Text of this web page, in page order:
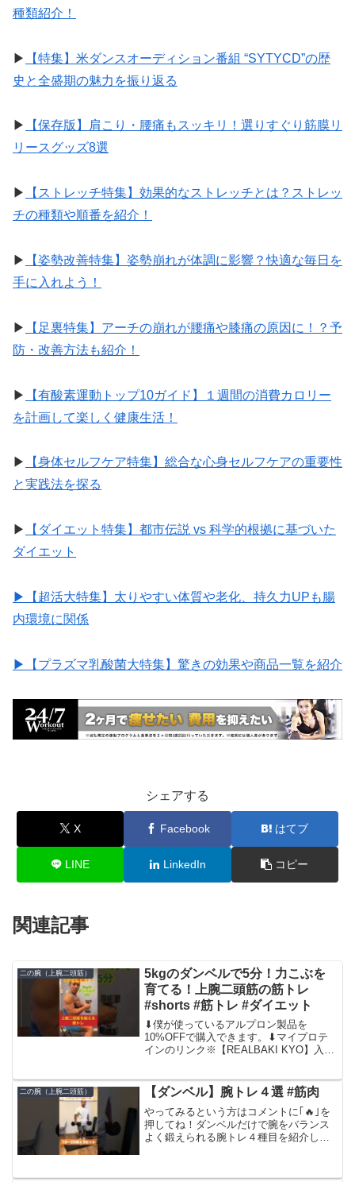
種類紹介！
▶︎
【特集】米ダンスオーディション番組 “SYTYCD”の歴
史と全盛期の魅力を振り返る
▶︎
【保存版】肩こり・腰痛もスッキリ！選りすぐり筋膜リ
リースグッズ8選
▶︎
【ストレッチ特集】効果的なストレッチとは？ストレッ
チの種類や順番を紹介！
▶︎
【姿勢改善特集】姿勢崩れが体調に影響？快適な毎日を
手に入れよう！
▶︎
【足裏特集】アーチの崩れが腰痛や膝痛の原因に！？予
防・改善方法も紹介！
▶︎
【有酸素運動トップ10ガイド】１週間の消費カロリー
を計画して楽しく健康生活！
▶︎
【身体セルフケア特集】総合な心身セルフケアの重要性
と実践法を探る
▶︎
【ダイエット特集】都市伝説 vs 科学的根拠に基づいた
ダイエット
▶︎【超活大特集】太りやすい体質や老化、持久力UPも腸
内環境に関係
▶︎【プラズマ乳酸菌大特集】驚きの効果や商品一覧を紹介
シェアする
X Facebook はてブ
LINE LinkedIn コピー
関連記事
二の腕（上腕二頭筋）
5kgのダンベルで5分！力こぶを
育てる！上腕二頭筋の筋トレ
#shorts #筋トレ #ダイエット
⬇︎僕が使っているアルプロン製品を
10%OFFで購入できます。⬇︎マイプロテ
インのリンク※【REALBAKI KYO】入力
ックフィットネス、イベント出演などの
ご依頼は...
二の腕（上腕二頭筋） 【ダンベル】腕トレ４選 #筋肉
やってみるという方はコメントに｢🔥｣を
押してね！ダンベルだけで腕をバランス
よく鍛えられる腕トレ４種目を紹介しま